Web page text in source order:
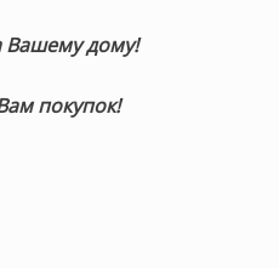
Вашему дому!
покупок!